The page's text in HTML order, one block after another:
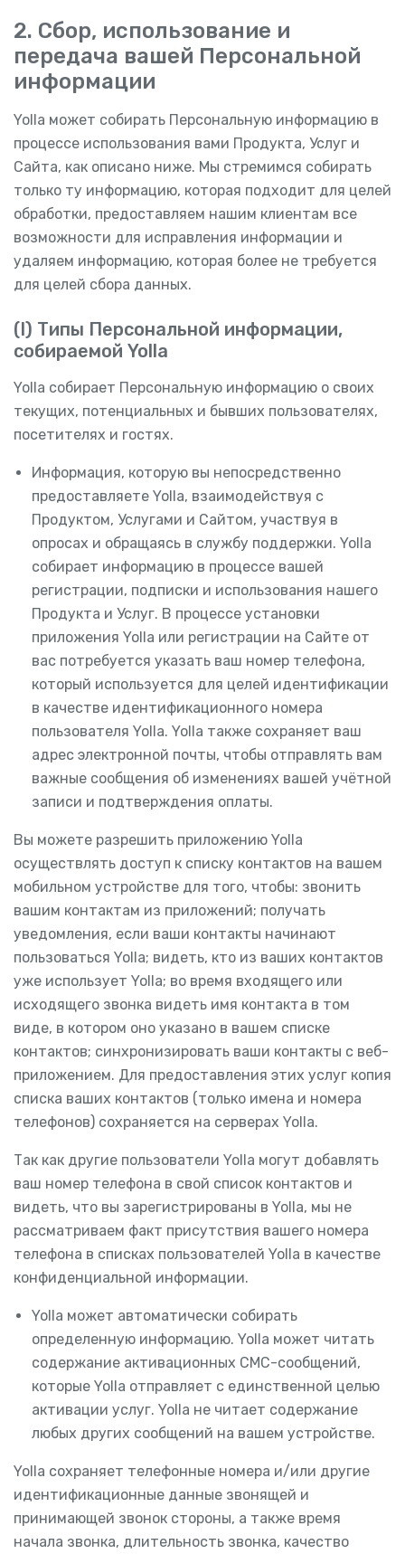
2. Сбор, использование и
передача вашей Персональной
информации
Yolla может собирать Персональную информацию в
процессе использования вами Продукта, Услуг и
Сайта, как описано ниже. Мы стремимся собирать
только ту информацию, которая подходит для целей
обработки, предоставляем нашим клиентам все
возможности для исправления информации и
удаляем информацию, которая более не требуется
для целей сбора данных.
(I) Типы Персональной информации,
собираемой Yolla
Yolla собирает Персональную информацию о своих
текущих, потенциальных и бывших пользователях,
посетителях и гостях.
Информация, которую вы непосредственно
предоставляете Yolla, взаимодействуя с
Продуктом, Услугами и Сайтом, участвуя в
опросах и обращаясь в службу поддержки. Yolla
собирает информацию в процессе вашей
регистрации, подписки и использования нашего
Продукта и Услуг. В процессе установки
приложения Yolla или регистрации на Сайте от
вас потребуется указать ваш номер телефона,
который используется для целей идентификации
в качестве идентификационного номера
пользователя Yolla. Yolla также сохраняет ваш
адрес электронной почты, чтобы отправлять вам
важные сообщения об изменениях вашей учётной
записи и подтверждения оплаты.
Вы можете разрешить приложению Yolla
осуществлять доступ к списку контактов на вашем
мобильном устройстве для того, чтобы: звонить
вашим контактам из приложений; получать
уведомления, если ваши контакты начинают
пользоваться Yolla; видеть, кто из ваших контактов
уже использует Yolla; во время входящего или
исходящего звонка видеть имя контакта в том
виде, в котором оно указано в вашем списке
контактов; синхронизировать ваши контакты с веб-
приложением. Для предоставления этих услуг копия
списка ваших контактов (только имена и номера
телефонов) сохраняется на серверах Yolla.
Так как другие пользователи Yolla могут добавлять
ваш номер телефона в свой список контактов и
видеть, что вы зарегистрированы в Yolla, мы не
рассматриваем факт присутствия вашего номера
телефона в списках пользователей Yolla в качестве
конфиденциальной информации.
Yolla может автоматически собирать
определенную информацию. Yolla может читать
содержание активационных СМС-сообщений,
которые Yolla отправляет с единственной целью
активации услуг. Yolla не читает содержание
любых других сообщений на вашем устройстве.
Yolla сохраняет телефонные номера и/или другие
идентификационные данные звонящей и
принимающей звонок стороны, а также время
начала звонка, длительность звонка, качество